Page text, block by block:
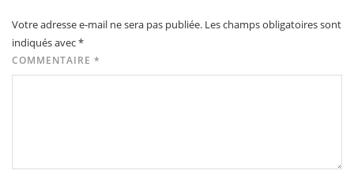
Votre adresse e-mail ne sera pas publiée. Les champs obligatoires sont
indiqués avec*
COMMENTAIRE *